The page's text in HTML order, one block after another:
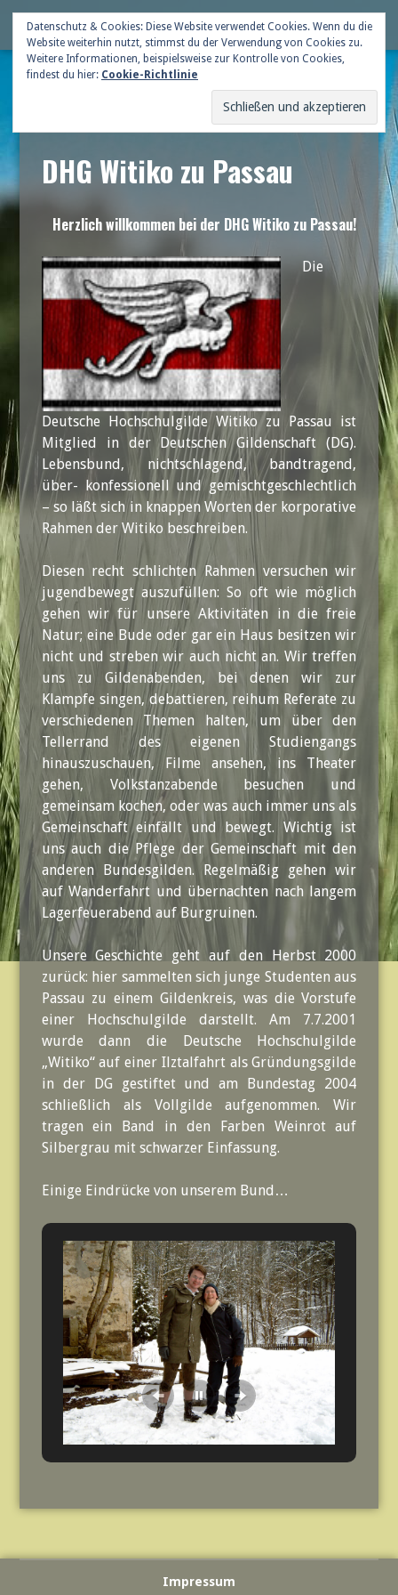
Skip
content
Deutsche Gildenschaft
DHG Witiko zu Passau
Herzlich willkommen bei der DHG Witiko zu Passau!
Die
Deutsche Hochschulgilde Witiko zu Passau ist
Mitglied in der Deutschen Gildenschaft (DG).
Lebensbund, nichtschlagend, bandtragend,
über- konfessionell und gemischtgeschlechtlich
– so läßt sich in knappen Worten der korporative
Rahmen der Witiko beschreiben.
Diesen recht schlichten Rahmen versuchen wir
jugendbewegt auszufüllen: So oft wie möglich
gehen wir für unsere Aktivitäten in die freie
Natur; eine Bude oder gar ein Haus besitzen wir
nicht und streben wir auch nicht an. Wir treffen
uns zu Gildenabenden, bei denen wir zur
Klampfe singen, debattieren, reihum Referate zu
verschiedenen Themen halten, um über den
Tellerrand des eigenen Studiengangs
hinauszuschauen, Filme ansehen, ins Theater
gehen, Volkstanzabende besuchen und
gemeinsam kochen, oder was auch immer uns als
Gemeinschaft einfällt und bewegt. Wichtig ist
uns auch die Pflege der Gemeinschaft mit den
anderen Bundesgilden. Regelmäßig gehen wir
auf Wanderfahrt und übernachten nach langem
Lagerfeuerabend auf Burgruinen.
Unsere Geschichte geht auf den Herbst 2000
zurück: hier sammelten sich junge Studenten aus
Passau zu einem Gildenkreis, was die Vorstufe
einer Hochschulgilde darstellt. Am 7.7.2001
wurde dann die Deutsche Hochschulgilde
„Witiko“ auf einer Ilztalfahrt als Gründungsgilde
in der DG gestiftet und am Bundestag 2004
schließlich als Vollgilde aufgenommen. Wir
tragen ein Band in den Farben Weinrot auf
Silbergrau mit schwarzer Einfassung.
Einige Eindrücke von unserem Bund…
Impressum
Datenschutz & Cookies: Diese Website verwendet Cookies. Wenn du die
Website weiterhin nutzt, stimmst du der Verwendung von Cookies zu.
Weitere Informationen, beispielsweise zur Kontrolle von Cookies,
findest du hier: Cookie-Richtlinie